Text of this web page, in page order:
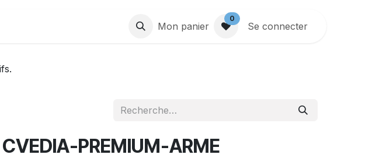
Mon panier
0
Se connecter
CVEDIA-PREMIUM-ARME